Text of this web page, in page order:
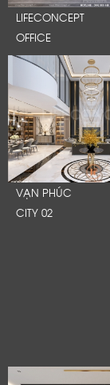
LIFECONCEPT
OFFICE
VẠN PHÚC
CITY 02